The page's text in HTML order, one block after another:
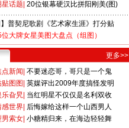
星话题 20位银幕硬汉比拼阳刚美(图)
】普契尼歌剧《艺术家生涯》打分贴
大牌女星美图大盘点（组图）
更多>>
点新闻 不要迷恋哥，哥只是一个鬼
贴图图 英媒评出2009年度搞怪发明
乐旮旯 当红明星不仅仅是名利双收
感世界 后悔嫁给这样一个山西男人
男索女 小糖精归来，在海边轻轻舞